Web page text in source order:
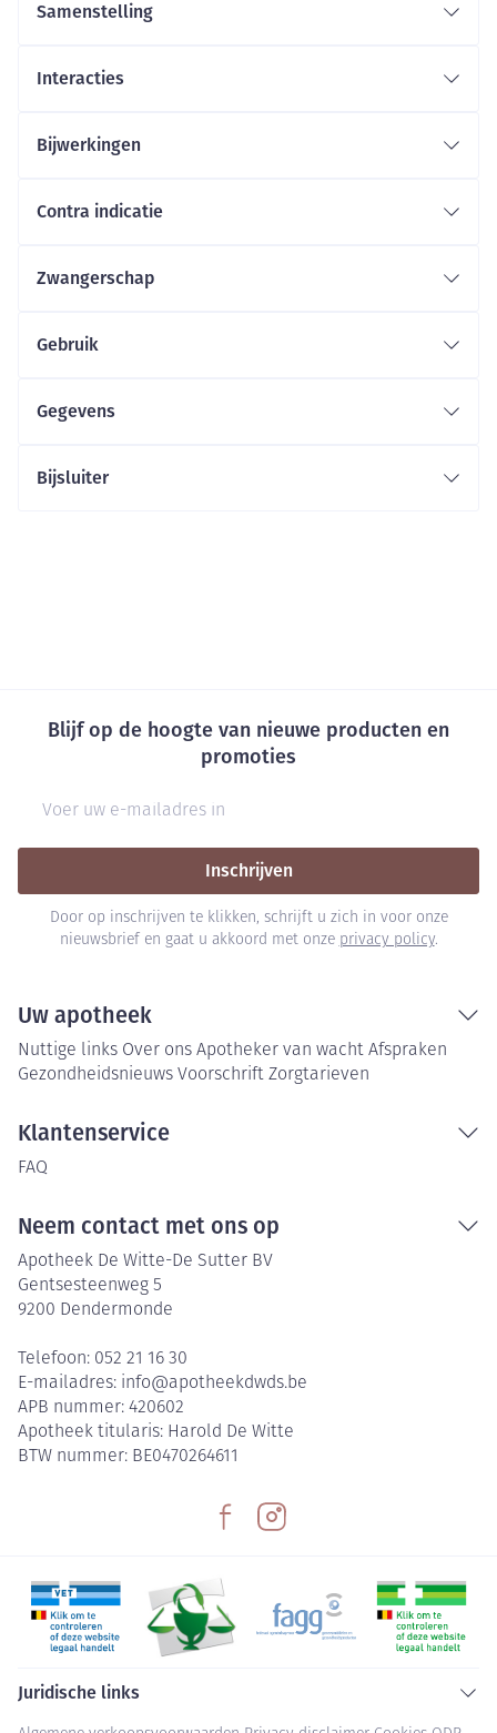
Samenstelling
Interacties
Bijwerkingen
Contra indicatie
Zwangerschap
Gebruik
Gegevens
Bijsluiter
Blijf op de hoogte van nieuwe producten en
promoties
Inschrijven
Door op inschrijven te klikken, schrijft u zich in voor onze
nieuwsbrief en gaat u akkoord met onze privacy policy.
Uw apotheek
Nuttige links Over ons Apotheker van wacht Afspraken
Gezondheidsnieuws Voorschrift Zorgtarieven
Klantenservice
FAQ
Neem contact met ons op
Apotheek De Witte-De Sutter BV
Gentsesteenweg 5
9200 Dendermonde
Telefoon: 052 21 16 30
E-mailadres: info@apotheekdwds.be
APB nummer: 420602
Apotheek titularis: Harold De Witte
BTW nummer: BE0470264611
Juridische links